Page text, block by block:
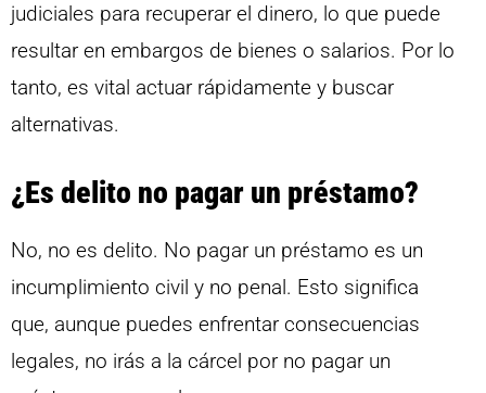
judiciales para recuperar el dinero, lo que puede
resultar en embargos de bienes o salarios. Por lo
tanto, es vital actuar rápidamente y buscar
alternativas.
¿Es delito no pagar un préstamo?
No, no es delito. No pagar un préstamo es un
incumplimiento civil y no penal. Esto significa
que, aunque puedes enfrentar consecuencias
legales, no irás a la cárcel por no pagar un